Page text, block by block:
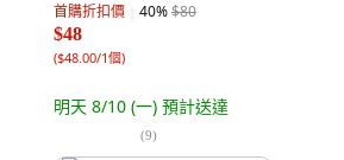
首購折扣價 40%$80
$48
($48.00/1個)
明天 8/10 (一) 預計送達
(9)